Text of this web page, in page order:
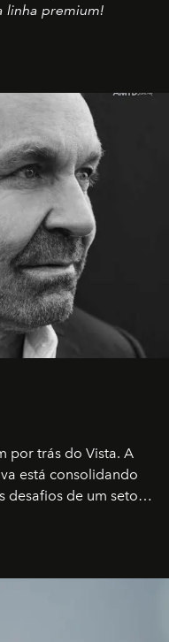
linha premium!
por trás do Vista. A
está consolidando
desafios de um setor